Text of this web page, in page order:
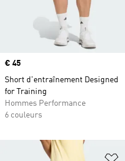
Prix
€ 45
Short d'entraînement Designed
for Training
Hommes Performance
6 couleurs